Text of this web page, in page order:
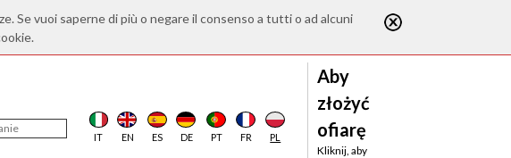
Se vuoi saperne di più o negare il consenso a tutti o ad alcuni
IT EN ES DE PT FR PL
Aby
złożyć
ofiarę
Kliknij, aby